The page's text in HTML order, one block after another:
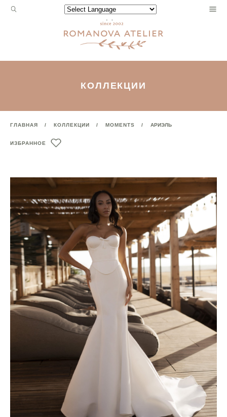
Запрос
Powered by
КОЛЛЕКЦИИ
ГЛАВНАЯ КОЛЛЕКЦИИ MOMENTS АРИЭЛЬ
ИЗБРАННОЕ